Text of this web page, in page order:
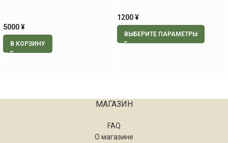
5000¥
В КОРЗИНУ
1200¥
ВЫБЕРИТЕ ПАРАМЕТРЫ
МАГАЗИН
FAQ
О магазине